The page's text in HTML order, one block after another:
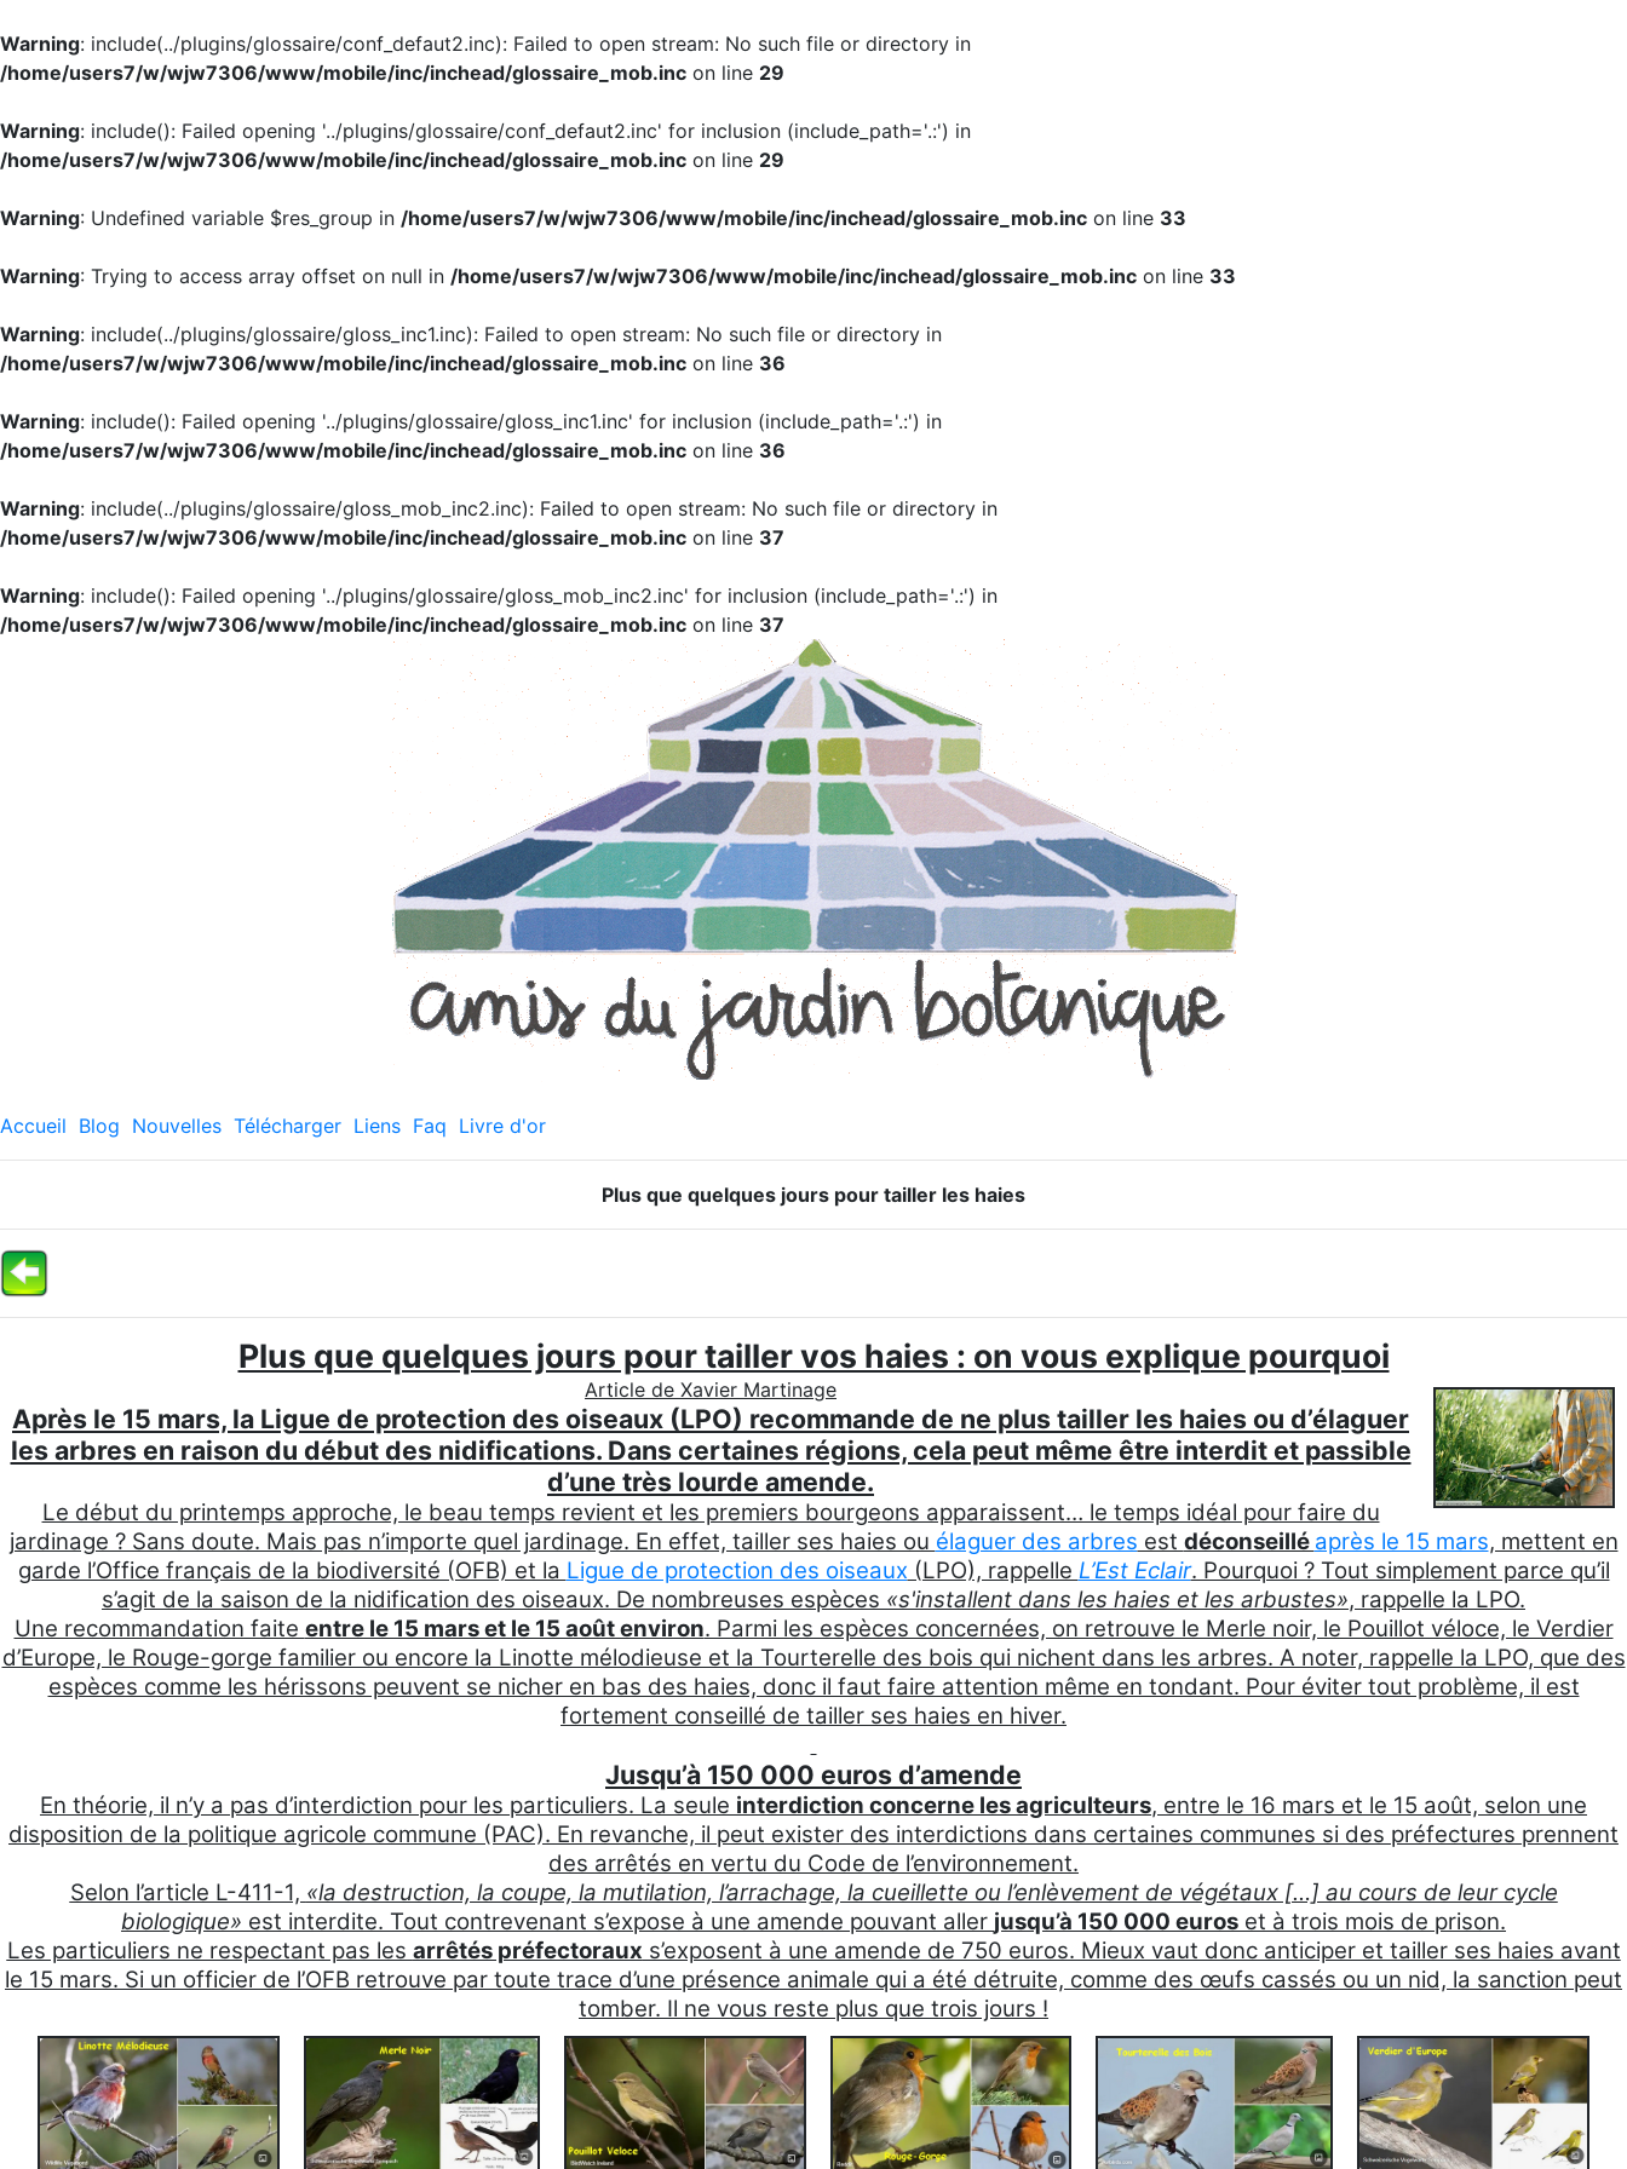
Warning: include(../plugins/glossaire/conf_defaut2.inc): Failed to open stream: No such file or directory in
/home/users7/w/wjw7306/www/mobile/inc/inchead/glossaire_mob.inc on line 29
Warning: include(): Failed opening '../plugins/glossaire/conf_defaut2.inc' for inclusion (include_path='.:') in
/home/users7/w/wjw7306/www/mobile/inc/inchead/glossaire_mob.inc on line 29
Warning: Undefined variable $res_group in /home/users7/w/wjw7306/www/mobile/inc/inchead/glossaire_mob.inc on line 33
Warning: Trying to access array offset on null in /home/users7/w/wjw7306/www/mobile/inc/inchead/glossaire_mob.inc on line 33
Warning: include(../plugins/glossaire/gloss_inc1.inc): Failed to open stream: No such file or directory in
/home/users7/w/wjw7306/www/mobile/inc/inchead/glossaire_mob.inc on line 36
Warning: include(): Failed opening '../plugins/glossaire/gloss_inc1.inc' for inclusion (include_path='.:') in
/home/users7/w/wjw7306/www/mobile/inc/inchead/glossaire_mob.inc on line 36
Warning: include(../plugins/glossaire/gloss_mob_inc2.inc): Failed to open stream: No such file or directory in
/home/users7/w/wjw7306/www/mobile/inc/inchead/glossaire_mob.inc on line 37
Warning: include(): Failed opening '../plugins/glossaire/gloss_mob_inc2.inc' for inclusion (include_path='.:') in
/home/users7/w/wjw7306/www/mobile/inc/inchead/glossaire_mob.inc on line 37
Accueil Blog Nouvelles Télécharger Liens Faq Livre d'or
Plus que quelques jours pour tailler les haies
Plus que quelques jours pour tailler vos haies : on vous explique pourquoi
Article de Xavier Martinage
Après le 15 mars, la Ligue de protection des oiseaux (LPO) recommande de ne plus tailler les haies ou d’élaguer
les arbres en raison du début des nidifications. Dans certaines régions, cela peut même être interdit et passible
d’une très lourde amende.
Le début du printemps approche, le beau temps revient et les premiers bourgeons apparaissent… le temps idéal pour faire du
jardinage ? Sans doute. Mais pas n’importe quel jardinage. En effet, tailler ses haies ou élaguer des arbres est déconseillé après le 15 mars, mettent en
garde l’Office français de la biodiversité (OFB) et la Ligue de protection des oiseaux (LPO), rappelle L’Est Eclair. Pourquoi ? Tout simplement parce qu’il
s’agit de la saison de la nidification des oiseaux. De nombreuses espèces «s'installent dans les haies et les arbustes», rappelle la LPO.
Une recommandation faite entre le 15 mars et le 15 août environ. Parmi les espèces concernées, on retrouve le Merle noir, le Pouillot véloce, le Verdier
d’Europe, le Rouge-gorge familier ou encore la Linotte mélodieuse et la Tourterelle des bois qui nichent dans les arbres. A noter, rappelle la LPO, que des
espèces comme les hérissons peuvent se nicher en bas des haies, donc il faut faire attention même en tondant. Pour éviter tout problème, il est
fortement conseillé de tailler ses haies en hiver.
Jusqu’à 150 000 euros d’amende
En théorie, il n’y a pas d’interdiction pour les particuliers. La seule interdiction concerne les agriculteurs, entre le 16 mars et le 15 août, selon une
disposition de la politique agricole commune (PAC). En revanche, il peut exister des interdictions dans certaines communes si des préfectures prennent
des arrêtés en vertu du Code de l’environnement.
Selon l’article L-411-1, «la destruction, la coupe, la mutilation, l’arrachage, la cueillette ou l’enlèvement de végétaux […] au cours de leur cycle
biologique» est interdite. Tout contrevenant s’expose à une amende pouvant aller jusqu’à 150 000 euros et à trois mois de prison.
Les particuliers ne respectant pas les arrêtés préfectoraux s’exposent à une amende de 750 euros. Mieux vaut donc anticiper et tailler ses haies avant
le 15 mars. Si un officier de l’OFB retrouve par toute trace d’une présence animale qui a été détruite, comme des œufs cassés ou un nid, la sanction peut
tomber. Il ne vous reste plus que trois jours !